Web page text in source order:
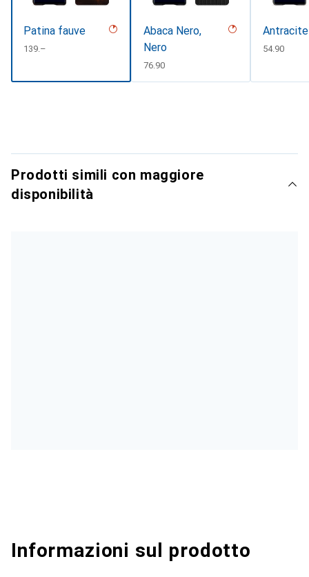
Patina fauve
CHF
139.–
Abaca Nero,
Nero
CHF
76.90
Antracite
CHF
54.90
Prodotti simili con maggiore
disponibilità
Informazioni sul prodotto